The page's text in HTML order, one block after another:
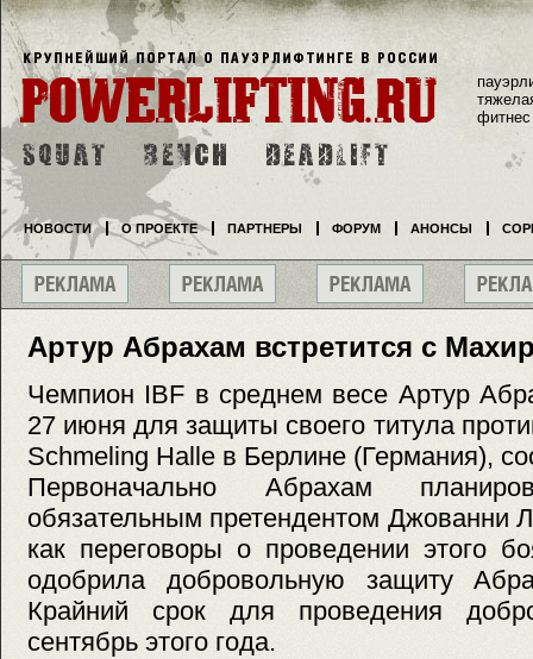
Артур Абрахам встретится с
Чемпион IBF в среднем весе Артур
27 июня для защиты своего титула
Schmeling Halle в Берлине (Германия),
Первоначально Абрахам
обязательным претендентом Джованни
как переговоры о проведении этого
одобрила добровольную защиту
Крайний срок для проведения
сентябрь этого года.
фитнес
НОВОСТИ О ПРОЕКТЕ ПАРТНЕРЫ ФОРУМ АНОНСЫ